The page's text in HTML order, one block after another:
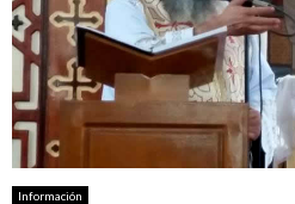
Información